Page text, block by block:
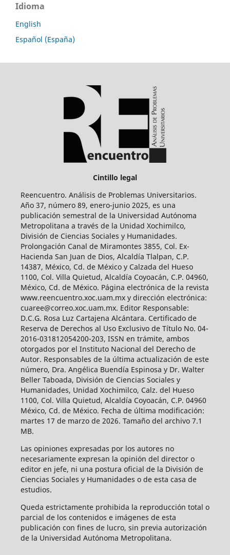
Idioma
English
Español (España)
Cintillo legal
Reencuentro. Análisis de Problemas Universitarios.
Año 37, número 89, enero-junio 2025, es una
publicación semestral de la Universidad Autónoma
Metropolitana a través de la Unidad Xochimilco,
División de Ciencias Sociales y Humanidades.
Prolongación Canal de Miramontes 3855, Col. Ex-
Hacienda San Juan de Dios, Alcaldía Tlalpan, C.P.
14387, México, Cd. de México y Calzada del Hueso
1100, Col. Villa Quietud, Alcaldía Coyoacán, C.P. 04960,
México, Cd. de México. Página electrónica de la revista
www.reencuentro.xoc.uam.mx y dirección electrónica:
cuaree@correo.xoc.uam.mx. Editor Responsable:
D.C.G. Rosa Luz Cartajena Alcántara. Certificado de
Reserva de Derechos al Uso Exclusivo de Título No. 04-
2016-031812054200-203, ISSN en trámite, ambos
otorgados por el Instituto Nacional del Derecho de
Autor. Responsables de la última actualización de este
número, Dra. Angélica Buendía Espinosa y Dr. Walter
Beller Taboada, División de Ciencias Sociales y
Humanidades, Unidad Xochimilco, Calz. del Hueso
1100, Col. Villa Quietud, Alcaldía Coyoacán, C.P. 04960
México, Cd. de México. Fecha de última modificación:
martes 17 de marzo de 2026. Tamaño del archivo 7.1
MB.
Las opiniones expresadas por los autores no
necesariamente expresan la opinión del director o
editor en jefe, ni una postura oficial de la División de
Ciencias Sociales y Humanidades o de esta casa de
estudios.
Queda estrictamente prohibida la reproducción total o
parcial de los contenidos e imágenes de esta
publicación con fines de lucro, sin previa autorización
de la Universidad Autónoma Metropolitana.